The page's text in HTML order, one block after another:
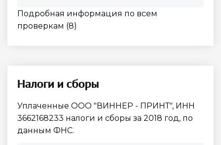
Подробная информация по всем
проверкам (8)
Налоги и сборы
Уплаченные ООО "ВИННЕР - ПРИНТ", ИНН
3662168233 налоги и сборы за 2018 год, по
данным ФНС.